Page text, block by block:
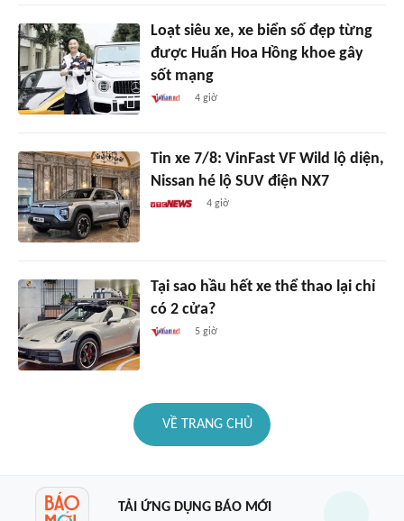
Loạt siêu xe, xe biển số đẹp từng
được Huấn Hoa Hồng khoe gây
sốt mạng
4 giờ
Tin xe 7/8: VinFast VF Wild lộ diện,
Nissan hé lộ SUV điện NX7
4 giờ
Tại sao hầu hết xe thể thao lại chỉ
có 2 cửa?
5 giờ
VỀ TRANG CHỦ
TẢI ỨNG DỤNG BÁO MỚI